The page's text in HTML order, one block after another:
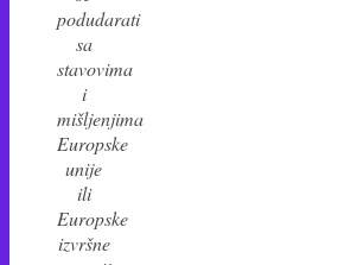
podudarati
sa
stavovima
i
mišljenjima
Europske
unije
ili
Europske
izvršne